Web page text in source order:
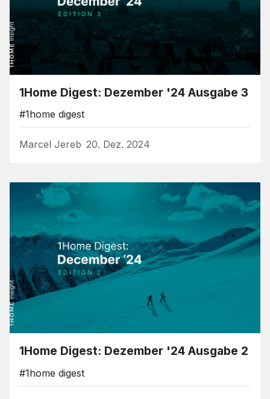
1Home Digest: Dezember '24 Ausgabe 3
#1home digest
Marcel Jereb 20. Dez. 2024
1Home Digest: Dezember '24 Ausgabe 2
#1home digest